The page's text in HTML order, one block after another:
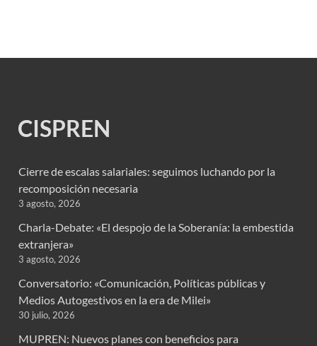
CISPREN
Cierre de escalas salariales: seguimos luchando por la
recomposición necesaria
3 agosto, 2026
Charla-Debate: «El despojo de la Soberanía: la embestida
extranjera»
3 agosto, 2026
Conversatorio: «Comunicación, Políticas públicas y
Medios Autogestivos en la era de Milei»
30 julio, 2026
MUPREN: Nuevos planes con beneficios para